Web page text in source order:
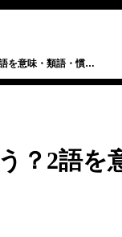
を意味・類語・慣…
？2語を